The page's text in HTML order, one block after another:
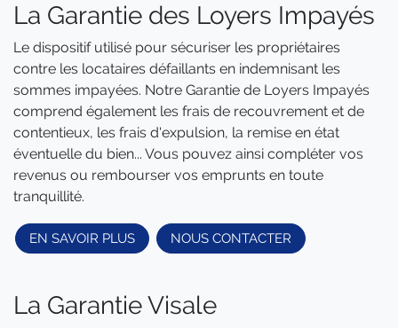
La Garantie des Loyers Impayés
Le dispositif utilisé pour sécuriser les propriétaires
contre les locataires défaillants en indemnisant les
sommes impayées. Notre Garantie de Loyers Impayés
comprend également les frais de recouvrement et de
contentieux, les frais d'expulsion, la remise en état
éventuelle du bien... Vous pouvez ainsi compléter vos
revenus ou rembourser vos emprunts en toute
tranquillité.
EN SAVOIR PLUS NOUS CONTACTER
La Garantie Visale